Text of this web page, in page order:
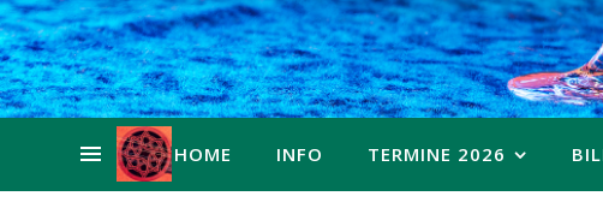
HOME INFO TERMINE 2026